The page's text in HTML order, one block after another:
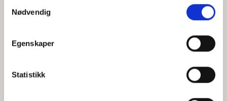
Nødvendig
Egenskaper
Statistikk
Ronny Bjørklund